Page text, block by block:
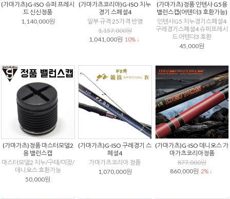
(가마가츠)G-ISO 슈퍼 프레시
드 신신정품
1,140,000원
(가마가츠코리아)G-ISO 치누
경기 스페셜4
일부 규격 25가격 반영
1,157,000원
1,041,000원 10% ↓
(가마가츠)정품 인텐샤 G5용
밸런스캡(어텐더3 호환가능)
인텐샤G5 치누경기스페셜4
구레경기스페셜4 슈퍼프레시
드 어텐더3 호환
45,000원
(가마가츠)정품 마스터모델2
용 밸런스캡
마스터모델2 치누/구태/미장/
데니오스 호환가능
50,000원
(가마가츠)G-ISO 구레경기 스
페셜4
가마가츠코리아 정품
1,070,000원
(가마가츠)G-ISO 데니오스 가
마가츠코리아정품
877,000원
860,000원 2% ↓